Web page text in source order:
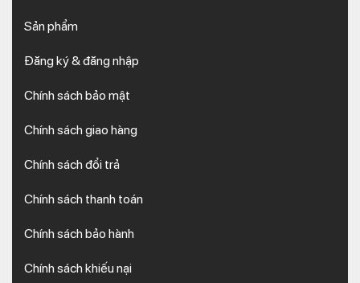
Sản phẩm
Đăng ký & đăng nhập
Chính sách bảo mật
Chính sách giao hàng
Chính sách đổi trả
Chính sách thanh toán
Chính sách bảo hành
Chính sách khiếu nại